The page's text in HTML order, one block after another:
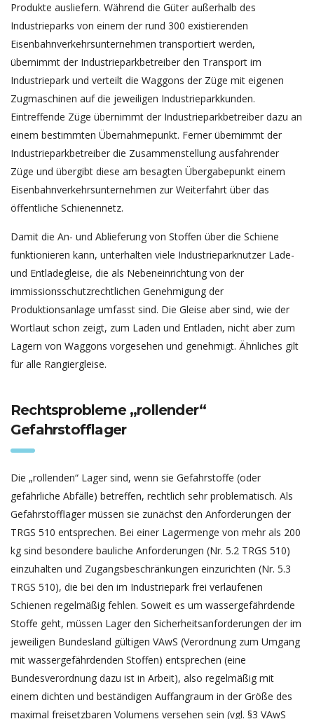
Produkte ausliefern. Während die Güter außerhalb des
Industrieparks von einem der rund 300 existierenden
Eisenbahnverkehrsunternehmen transportiert werden,
übernimmt der Industrieparkbetreiber den Transport im
Industriepark und verteilt die Waggons der Züge mit eigenen
Zugmaschinen auf die jeweiligen Industrieparkkunden.
Eintreffende Züge übernimmt der Industrieparkbetreiber dazu an
einem bestimmten Übernahmepunkt. Ferner übernimmt der
Industrieparkbetreiber die Zusammenstellung ausfahrender
Züge und übergibt diese am besagten Übergabepunkt einem
Eisenbahnverkehrsunternehmen zur Weiterfahrt über das
öffentliche Schienennetz.
Damit die An- und Ablieferung von Stoffen über die Schiene
funktionieren kann, unterhalten viele Industrieparknutzer Lade-
und Entladegleise, die als Nebeneinrichtung von der
immissionsschutzrechtlichen Genehmigung der
Produktionsanlage umfasst sind. Die Gleise aber sind, wie der
Wortlaut schon zeigt, zum Laden und Entladen, nicht aber zum
Lagern von Waggons vorgesehen und genehmigt. Ähnliches gilt
für alle Rangiergleise.
Rechtsprobleme „rollender“
Gefahrstofflager
Die „rollenden“ Lager sind, wenn sie Gefahrstoffe (oder
gefährliche Abfälle) betreffen, rechtlich sehr problematisch. Als
Gefahrstofflager müssen sie zunächst den Anforderungen der
TRGS 510 entsprechen. Bei einer Lagermenge von mehr als 200
kg sind besondere bauliche Anforderungen (Nr. 5.2 TRGS 510)
einzuhalten und Zugangsbeschränkungen einzurichten (Nr. 5.3
TRGS 510), die bei den im Industriepark frei verlaufenen
Schienen regelmäßig fehlen. Soweit es um wassergefährdende
Stoffe geht, müssen Lager den Sicherheitsanforderungen der im
jeweiligen Bundesland gültigen VAwS (Verordnung zum Umgang
mit wassergefährdenden Stoffen) entsprechen (eine
Bundesverordnung dazu ist in Arbeit), also regelmäßig mit
einem dichten und beständigen Auffangraum in der Größe des
maximal freisetzbaren Volumens versehen sein (vgl. §3 VAwS